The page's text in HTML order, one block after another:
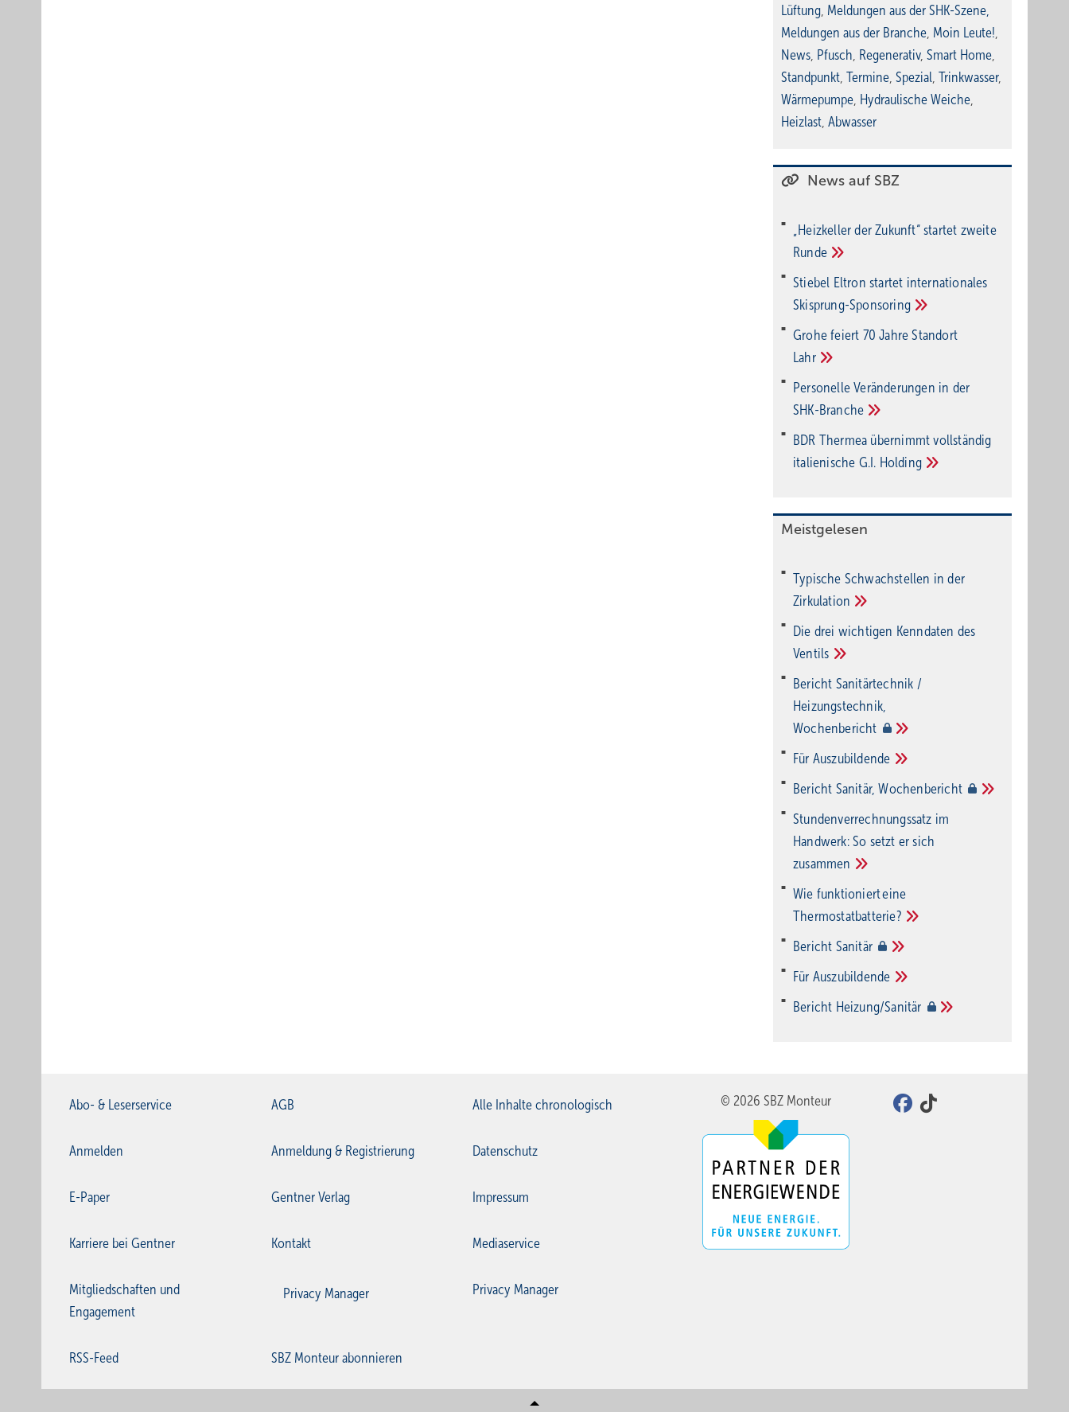
Lüftung, Meldungen aus der SHK-Szene,
Meldungen aus der Branche, Moin Leute!,
News, Pfusch, Regenerativ, Smart Home,
Standpunkt, Termine, Spezial, Trinkwasser,
Wärmepumpe, Hydraulische Weiche,
Heizlast, Abwasser
News auf SBZ
„Heizkeller der Zu­kunft“ star­tet zwei­te
Run­de
Stiebel Eltron startet internatio­nales
Ski­sprung-Spon­soring
Grohe feiert 70 Jahre Standort
Lahr
Personelle Veränderungen in der
SHK-Branche
BDR Thermea übernimmt vollständig
italienische G.I. Holding
Meistgelesen
Typische Schwachstellen in der
Zirkulation
Die drei wichtigen Kenndaten des
Ventils
Bericht Sanitärtechnik /
Heizungstechnik,
Wochenbericht
Für Auszubildende
Bericht Sanitär,Wochenbericht
Stundenverrechnungssatz im
Handwerk: So setzt er sich
zusammen
Wie funktioniert eine
Thermostatbatterie?
Bericht Sanitär
Für Auszubildende
Bericht Heizung/Sanitär
Abo- & Leserservice AGB Alle Inhalte chronologisch
Anmelden Anmeldung & Registrierung Datenschutz
E-Paper Gentner Verlag Impressum
Karriere bei Gentner Kontakt Mediaservice
Mitgliedschaften und
Engagement
Privacy Manager Privacy Manager
RSS-Feed SBZ Monteur abonnieren
© 2026 SBZ Monteur